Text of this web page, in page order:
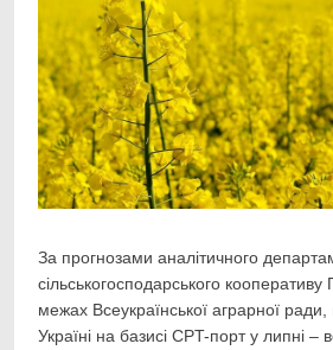
За прогнозами аналітичного
сільськогосподарського кооперативу
межах Всеукраїнської аграрної ради,
Україні на базисі CPT-порт у липні –